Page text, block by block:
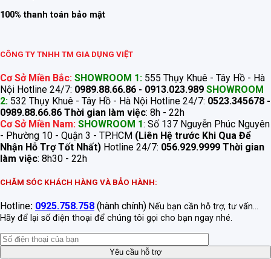
100% thanh toán bảo mật
CÔNG TY TNHH TM GIA DỤNG VIỆT
Cơ Sở Miền Bắc: SHOWROOM 1: 555 Thụy Khuê - Tây Hồ - Hà
Nội Hotline 24/7: 0989.88.66.86 - 0913.023.989 SHOWROOM
2: 532 Thụy Khuê - Tây Hồ - Hà Nội Hotline 24/7: 0523.345678 -
0989.88.66.86 Thời gian làm việc: 8h - 22h
Cơ Sở Miền Nam: SHOWROOM 1: Số 137 Nguyễn Phúc Nguyên
- Phường 10 - Quận 3 - TP.HCM (Liên Hệ trước Khi Qua Để
Nhận Hỗ Trợ Tốt Nhất) Hotline 24/7: 056.929.9999 Thời gian
làm việc: 8h30 - 22h
CHĂM SÓC KHÁCH HÀNG VÀ BẢO HÀNH:
Hotline: 0925.758.758 (hành chính) Nếu bạn cần hỗ trợ, tư vấn...
Hãy để lại số điện thoại để chúng tôi gọi cho bạn ngay nhé.